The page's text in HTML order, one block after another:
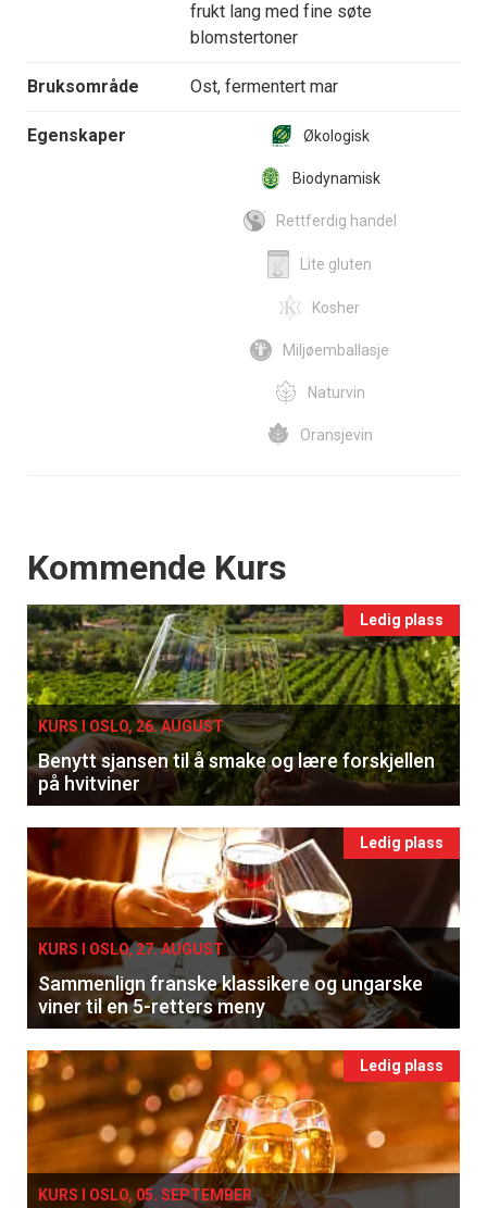
frukt lang med fine søte
blomstertoner
Bruksområde Ost, fermentert mar
Egenskaper Økologisk
Biodynamisk
Rettferdig handel
Lite gluten
Kosher
Miljøemballasje
Naturvin
Oransjevin
Events
Kommende Kurs
Ledig plass
KURS I OSLO, 26. AUGUST
Benytt sjansen til å smake og lære forskjellen
på hvitviner
Ledig plass
KURS I OSLO, 27. AUGUST
Sammenlign franske klassikere og ungarske
viner til en 5-retters meny
Ledig plass
KURS I OSLO, 05. SEPTEMBER